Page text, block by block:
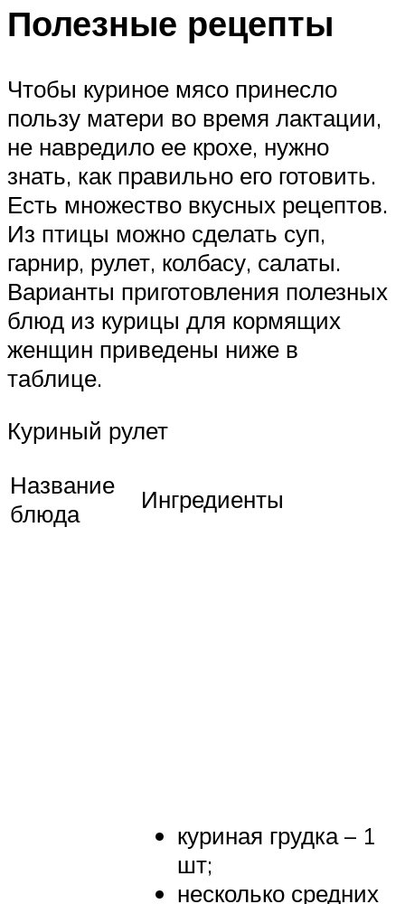
Полезные рецепты
Чтобы куриное мясо принесло
пользу матери во время лактации,
не навредило ее крохе, нужно
знать, как правильно его готовить.
Есть множество вкусных рецептов.
Из птицы можно сделать суп,
гарнир, рулет, колбасу, салаты.
Варианты приготовления полезных
блюд из курицы для кормящих
женщин приведены ниже в
таблице.
Куриный рулет
Название
блюда
Ингредиенты
куриная грудка – 1
шт;
несколько средних